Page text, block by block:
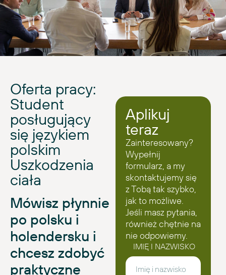
Oferta pracy:
Student
posługujący
się językiem
polskim
Uszkodzenia
ciała
Mówisz płynnie
po polsku i
holendersku i
chcesz zdobyć
praktyczne
Aplikuj
teraz
Zainteresowany?
Wypełnij
formularz, a my
skontaktujemy się
z Tobą tak szybko,
jak to możliwe.
Jeśli masz pytania,
również chętnie na
nie odpowiemy.
IMIĘ I NAZWISKO